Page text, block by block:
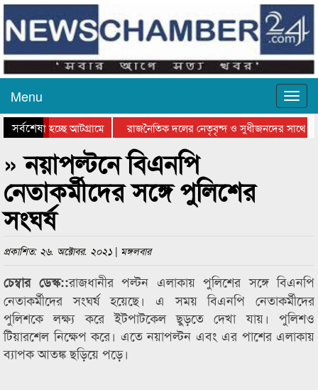
Menu
সর্বশেষ
যাওয়া হচ্ছে আটগ্রামে
রাজনৈতিক দলের নেতৃবৃন্দ ও সুধীজনদের সাথে
পুরস্কার বিতরণ সম্পন্ন
সিলেটে বাংলাদেশ গ্রুপ থিয়েটার ফেডারেশানের
» নয়াপল্টনে বিএনপি
নেতাকর্মীদের সঙ্গে পুলিশের
সংঘর্ষ
প্রকাশিত: ২৬. অক্টোবর. ২০২১ | মঙ্গলবার
চেম্বার ডেস্ক::রাজধানীর পল্টন এলাকায় পুলিশের সঙ্গে বিএনপি
নেতাকর্মীদের সংঘর্ষ হয়েছে। এ সময় বিএনপি নেতাকর্মীদের
পুলিশকে লক্ষ্য করে ইটপাটকেল ছুড়তে দেখা যায়। পুলিশও
টিয়ারশেল নিক্ষেপ করে। এতে নয়াপল্টন এবং এর পাশের এলাকায়
ব্যাপক আতঙ্ক ছড়িয়ে পড়ে।